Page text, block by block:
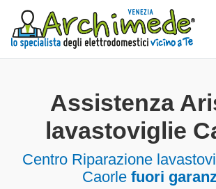
Assistenza
lavastoviglie
Centro Riparazione
Caorle fuori